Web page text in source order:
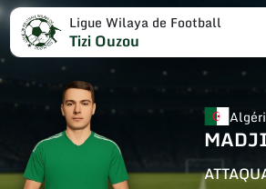
Ligue Wilaya de Football
Tizi Ouzou